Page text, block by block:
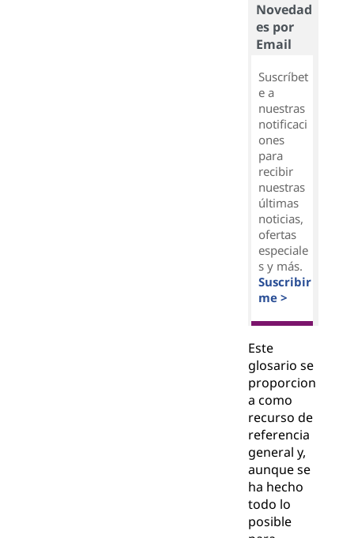
Novedad
es por
Email
Suscríbet
e a
nuestras
notificaci
ones
para
recibir
nuestras
últimas
noticias,
ofertas
especiale
s y más.
Suscribir
me >
Este
glosario se
proporcion
a como
recurso de
referencia
general y,
aunque se
ha hecho
todo lo
posible